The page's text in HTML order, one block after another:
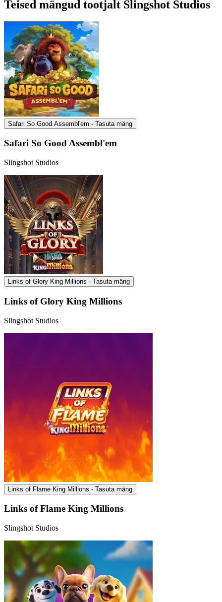
Teised mängud tootjalt Slingshot Studios
Safari So Good Assembl'em - Tasuta mäng
Safari So Good Assembl'em
Slingshot Studios
Links of Glory King Millions - Tasuta mäng
Links of Glory King Millions
Slingshot Studios
Links of Flame King Millions - Tasuta mäng
Links of Flame King Millions
Slingshot Studios